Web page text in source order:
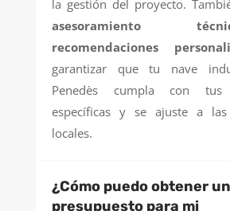
la gestión del proyecto.
asesoramiento
recomendaciones
garantizar que tu nave
Penedès cumpla con tus
específicas y se ajuste a las
locales.
¿Cómo puedo obtener un
presupuesto para mi